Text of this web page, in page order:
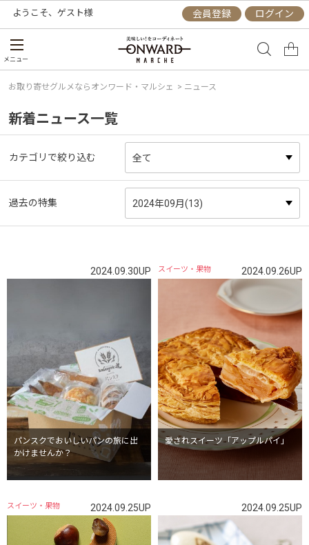
ようこそ、 ゲスト様 会員登録 ログイン
メニュー
お取り寄せグルメならオンワード・マルシェ > ニュース
新着ニュース一覧
カテゴリで絞り込む
過去の特集
パンスクでおいしいパンの旅に出
かけませんか？
2024.09.30UP
愛されスイーツ「アップルパイ」
スイーツ・果物 2024.09.26UP
スイーツ・果物 2024.09.25UP 2024.09.25UP